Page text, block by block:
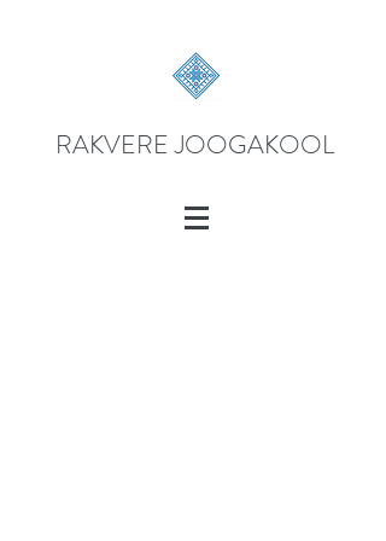
RAKVERE JOOGAKOOL